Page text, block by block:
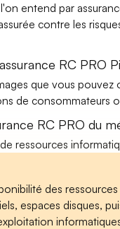
entend par
contre les
RC PRO
que vous pouvez
de consommateurs
RC PRO du
ressources
des
espaces disques,